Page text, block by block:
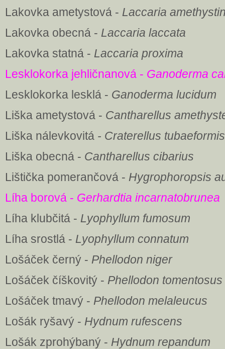
Lakovka ametystová - Laccaria
Lakovka obecná - Laccaria laccata
Lakovka statná - Laccaria proxima
Lesklokorka jehličnanová - Ganoderma
Lesklokorka lesklá - Ganoderma lucidum
Liška ametystová - Cantharellus
Liška nálevkovitá - Craterellus tubaeformis
Liška obecná - Cantharellus cibarius
Lištička pomerančová - Hygrophoropsis
Líha borová - Gerhardtia incarnatobrunea
Líha klubčitá - Lyophyllum fumosum
Líha srostlá - Lyophyllum connatum
Lošáček černý - Phellodon niger
Lošáček číškovitý - Phellodon tomentosus
Lošáček tmavý - Phellodon melaleucus
Lošák ryšavý - Hydnum rufescens
Lošák zprohýbaný - Hydnum repandum